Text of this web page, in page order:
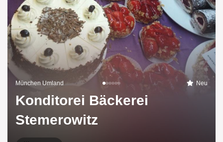
München Umland Neu
Konditorei Bäckerei
Stemerowitz